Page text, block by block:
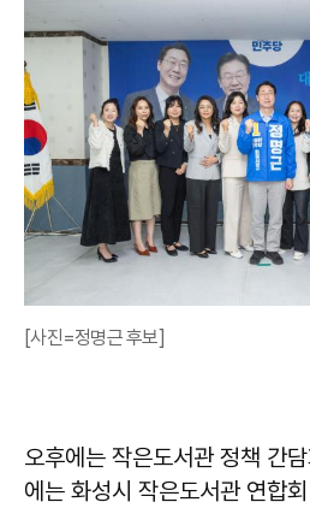
[사진=정명근 후보]
오후에는 작은도서관 정책 간
에는 화성시 작은도서관 연합